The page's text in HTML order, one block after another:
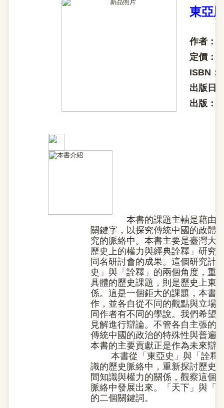
東亞
作者：
定價：
ISBN：
出版日
出版：
本書的課題主軸是藉由「天
關鍵字，以探究傳統中國的政體
究的脈絡中。本書主要是臺灣大
歷史上的權力與經典詮釋」研究
同名研討會的成果。這個研究計
史」與「詮釋」的兩個角度，重
具體的歷史課題，則是歷史上東
係。這是一個鉅大的課題，本書
作，並各自從不同的觀點與立場
同作者有不同的學說。我們希望
見解進行辯論。不管各自主張的
傳統中國的政治的特殊性與普遍
本書的主要貢獻正是作為未來辯
本書從「東亞史」與「詮釋
識的歷史脈絡中，重新探討歷史
間知識與權力的關係，觀察這個
脈絡中發展出來。「天下」與「
的二個關鍵詞。